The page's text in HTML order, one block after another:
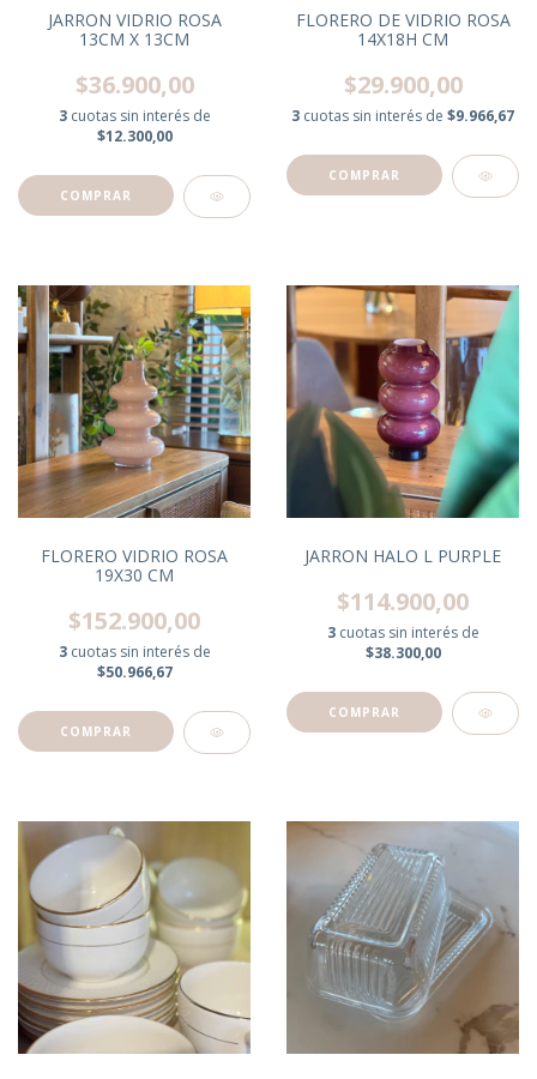
JARRON VIDRIO ROSA
13CM X 13CM
$36.900,00
3 cuotas sin interés de
$12.300,00
FLORERO DE VIDRIO ROSA
14X18H CM
$29.900,00
3 cuotas sin interés de $9.966,67
FLORERO VIDRIO ROSA
19X30 CM
$152.900,00
3 cuotas sin interés de
$50.966,67
JARRON HALO L PURPLE
$114.900,00
3 cuotas sin interés de
$38.300,00